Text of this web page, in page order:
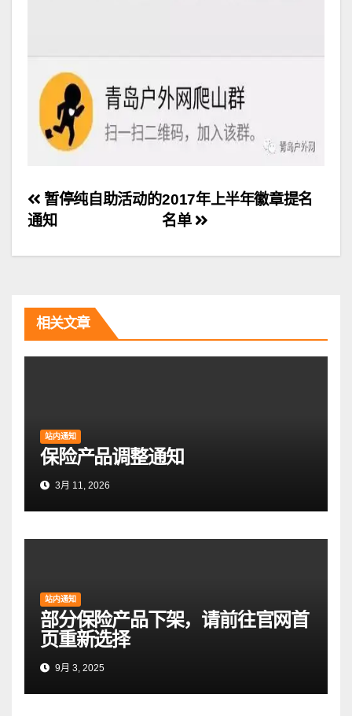
文
章
航
2017年上半年徽章提名
名单
暂停纯自助活动的
通知
相关文章
站内通知
保险产品调整通知
3月 11, 2026
站内通知
部分保险产品下架，请前往官网首
页重新选择
9月 3, 2025